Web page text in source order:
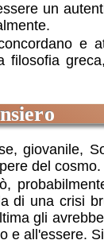
un
filosofia
giovanile,
del cosmo.
di una crisi
gli
e all'essere.